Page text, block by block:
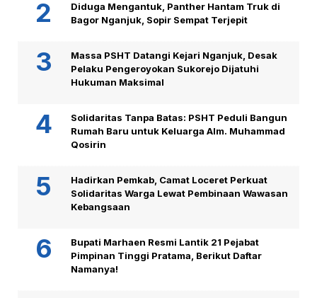
Diduga Mengantuk, Panther Hantam Truk di
Bagor Nganjuk, Sopir Sempat Terjepit
Massa PSHT Datangi Kejari Nganjuk, Desak
Pelaku Pengeroyokan Sukorejo Dijatuhi
Hukuman Maksimal
Solidaritas Tanpa Batas: PSHT Peduli Bangun
Rumah Baru untuk Keluarga Alm. Muhammad
Qosirin
Hadirkan Pemkab, Camat Loceret Perkuat
Solidaritas Warga Lewat Pembinaan Wawasan
Kebangsaan
Bupati Marhaen Resmi Lantik 21 Pejabat
Pimpinan Tinggi Pratama, Berikut Daftar
Namanya!